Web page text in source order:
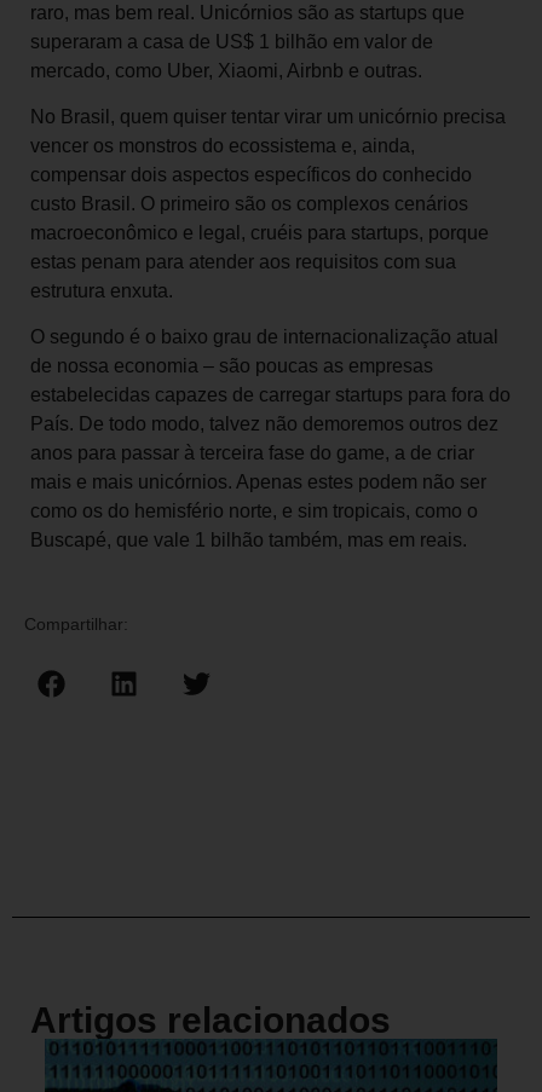
raro, mas bem real. Unicórnios são as startups que
superaram a casa de US$ 1 bilhão em valor de
mercado, como Uber, Xiaomi, Airbnb e outras.
No Brasil, quem quiser tentar virar um unicórnio precisa
vencer os monstros do ecossistema e, ainda,
compensar dois aspectos específicos do conhecido
custo Brasil. O primeiro são os complexos cenários
macroeconômico e legal, cruéis para startups, porque
estas penam para atender aos requisitos com sua
estrutura enxuta.
O segundo é o baixo grau de internacionalização atual
de nossa economia – são poucas as empresas
estabelecidas capazes de carregar startups para fora do
País. De todo modo, talvez não demoremos outros dez
anos para passar à terceira fase do game, a de criar
mais e mais unicórnios. Apenas estes podem não ser
como os do hemisfério norte, e sim tropicais, como o
Buscapé, que vale 1 bilhão também, mas em reais.
Compartilhar:
Artigos relacionados